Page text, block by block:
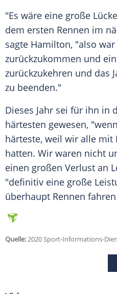
"Es wäre eine große
dem ersten Rennen im
sagte Hamilton, "also
zurückzukommen und
zurückzukehren und das
zu beenden."
Dieses Jahr sei für ihn in
härtesten gewesen,
härteste, weil wir alle mit
hatten. Wir waren nicht
einen großen Verlust an
"definitiv eine große
überhaupt Rennen
Quelle:2020 Sport-Informations-